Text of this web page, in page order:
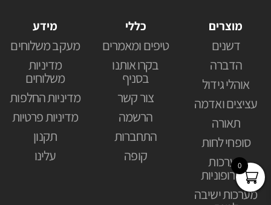
מוצרים
דשנים
הדברה
אוהלי גידול
עציצים ואדמה
תאורה
סופחי לחות
מערכות
הידרופוניות
מערכות ישיבה
כללי
טיפים ומאמרים
בקרו אותנו
בסניף
צור קשר
הרשמה
התחברות
קופה
מידע
מעקב משלוחים
מדיניות
משלוחים
מדיניות החלפות
מדיניות פרטיות
תקנון
עלינו
0